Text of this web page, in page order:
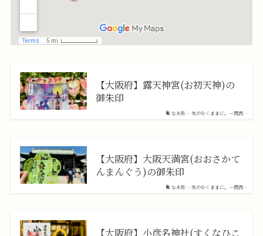
なあ旅 – 気のむくままに。－関西…
【大阪府】露天神宮(お初天神)の
御朱印
なあ旅 – 気のむくままに。－関西…
【大阪府】大阪天満宮(おおさかて
んまんぐう)の御朱印
【大阪府】小彦名神社(すくなひこ